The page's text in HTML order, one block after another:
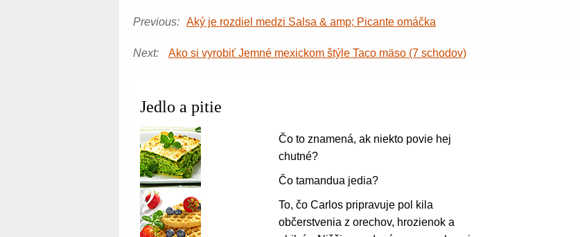
Previous: Aký je rozdiel medzi Salsa & amp; Picante omáčka
Next: Ako si vyrobiť Jemné mexickom štýle Taco mäso (7 schodov)
Jedlo a pitie
Čo to znamená, ak niekto povie hej
chutné?
Čo tamandua jedia?
To, čo Carlos pripravuje pol kila
občerstvenia z orechov, hrozienok a